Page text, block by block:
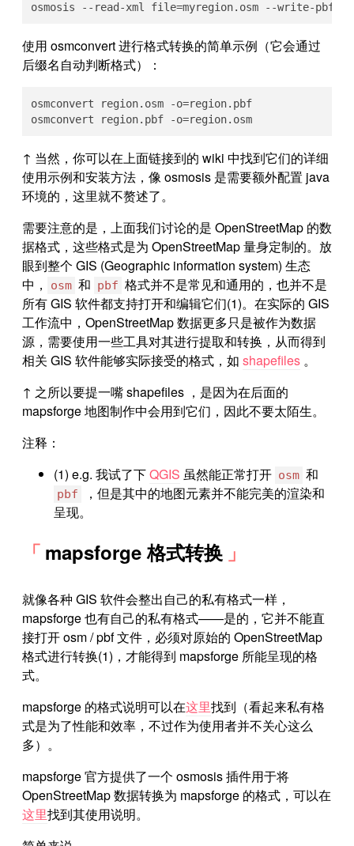
osmosis --read-xml file=myregion.osm --write-pbf
使用 osmconvert 进行格式转换的简单示例（它会通过
后缀名自动判断格式）：
osmconvert region.osm -o=region.pbf
osmconvert region.pbf -o=region.osm
↑ 当然，你可以在上面链接到的 wiki 中找到它们的详细
使用示例和安装方法，像 osmosis 是需要额外配置 java
环境的，这里就不赘述了。
需要注意的是，上面我们讨论的是 OpenStreetMap 的数
据格式，这些格式是为 OpenStreetMap 量身定制的。放
眼到整个 GIS (Geographic information system) 生态
中，
osm 和 pbf 格式并不是常见和通用的，也并不是
所有 GIS 软件都支持打开和编辑它们(1)。在实际的 GIS
工作流中，OpenStreetMap 数据更多只是被作为数据
源，需要使用一些工具对其进行提取和转换，从而得到
相关 GIS 软件能够实际接受的格式，如 shapefiles 。
↑ 之所以要提一嘴 shapefiles ，是因为在后面的
mapsforge 地图制作中会用到它们，因此不要太陌生。
注释：
(1) e.g. 我试了下QGIS 虽然能正常打开 osm 和
pbf
，但是其中的地图元素并不能完美的渲染和
呈现。
mapsforge 格式转换
就像各种 GIS 软件会整出自己的私有格式一样，
mapsforge 也有自己的私有格式——是的，它并不能直
接打开 osm / pbf 文件，必须对原始的 OpenStreetMap
格式进行转换(1)，才能得到 mapsforge 所能呈现的格
式。
mapsforge 的格式说明可以在这里找到（看起来私有格
式是为了性能和效率，不过作为使用者并不关心这么
多）。
mapsforge 官方提供了一个 osmosis 插件用于将
OpenStreetMap 数据转换为 mapsforge 的格式，可以在
这里找到其使用说明。